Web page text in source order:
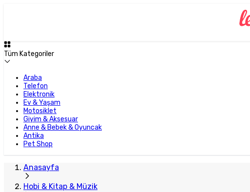
Tüm Kategoriler
Araba
Telefon
Elektronik
Ev & Yaşam
Motosiklet
Giyim & Aksesuar
Anne & Bebek & Oyuncak
Antika
Pet Shop
Anasayfa
Hobi & Kitap & Müzik